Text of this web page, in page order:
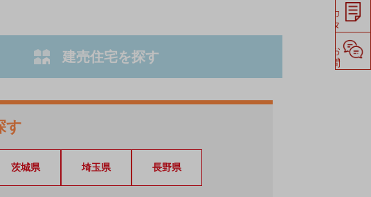
建売住宅を探す
す
茨城県 埼玉県 長野県
カ
タ
ロ
グ
お
問い
合
わ